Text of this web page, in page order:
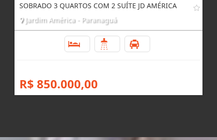
SOBRADO 3 QUARTOS COM 2 SUÍTE JD AMÉRICA
Jardim América - Paranaguá
R$ 850.000,00